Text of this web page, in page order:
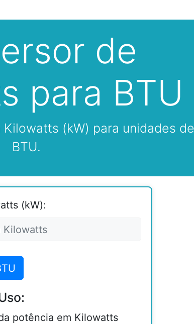
de
para BTU
(kW) para unidades de
BTU.
(kW):
potência em Kilowatts